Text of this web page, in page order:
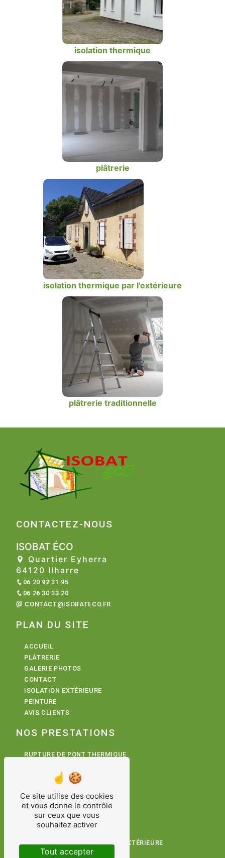
isolation thermique
plâtrerie
isolation thermique par l'extérieure
plâtrerie traditionnelle
CONTACTEZ-NOUS
ISOBAT ÉCO
Quartier Eyherra
64120 Ilharre
06 20 92 31 95
06 26 30 33 20
CONTACT@ISOBATECO.FR
PLAN DU SITE
ACCUEIL
PLÂTRERIE
GALERIE PHOTOS
CONTACT
ISOLATION EXTÉRIEURE
PEINTURE
AVIS CLIENTS
NOS PRESTATIONS
RUPTURE DE PONT THERMIQUE
TRAVAUX DE PLÂTRERIE
RAVALEMENT DE FAÇADES
ISOLATION EXTÉRIEURE
ISOLATION THERMIQUE
ISOLATION THERMIQUE PAR L'EXTÉRIEURE
PLÂTRERIE TRADITIONNELLE
Ce site utilise des cookies
et vous donne le contrôle
sur ceux que vous
souhaitez activer
Tout accepter